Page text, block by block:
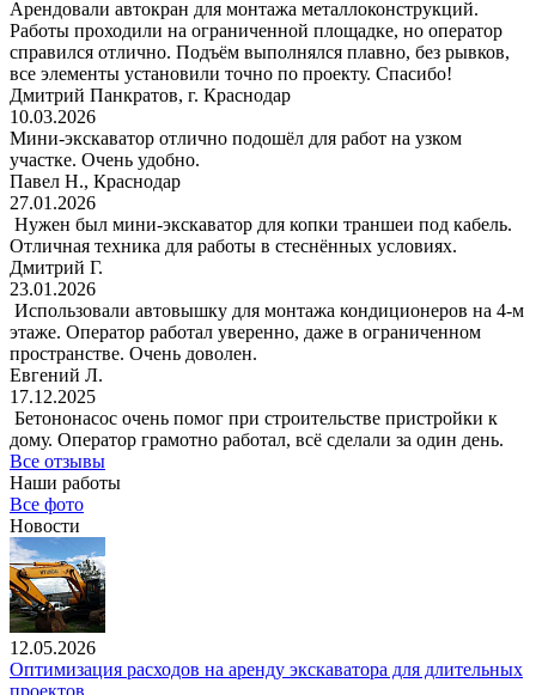
Арендовали автокран для монтажа металлоконструкций.
Работы проходили на ограниченной площадке, но оператор
справился отлично. Подъём выполнялся плавно, без рывков,
все элементы установили точно по проекту. Спасибо!
Дмитрий Панкратов, г. Краснодар
10.03.2026
Мини-экскаватор отлично подошёл для работ на узком
участке. Очень удобно.
Павел Н., Краснодар
27.01.2026
Нужен был мини-экскаватор для копки траншеи под кабель.
Отличная техника для работы в стеснённых условиях.
Дмитрий Г.
23.01.2026
Использовали автовышку для монтажа кондиционеров на 4-м
этаже. Оператор работал уверенно, даже в ограниченном
пространстве. Очень доволен.
Евгений Л.
17.12.2025
Бетононасос очень помог при строительстве пристройки к
дому. Оператор грамотно работал, всё сделали за один день.
Все отзывы
Наши работы
Все фото
Новости
12.05.2026
Оптимизация расходов на аренду экскаватора для длительных
проектов